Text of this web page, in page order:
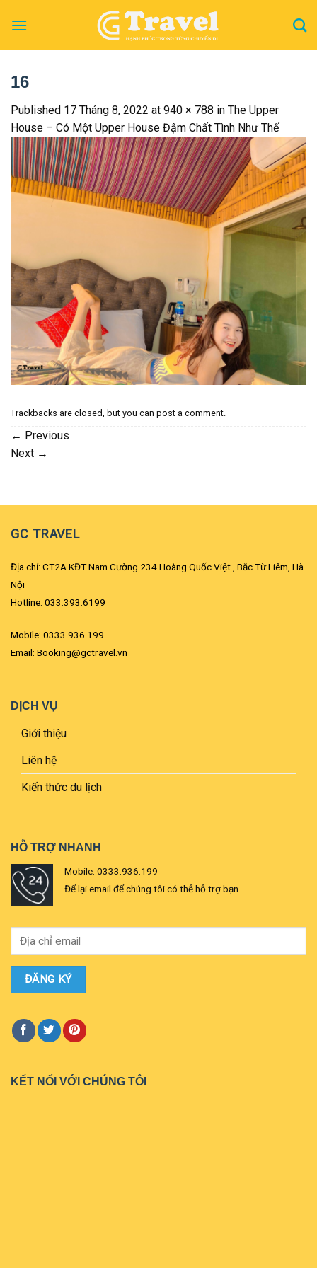
16
Published 17 Tháng 8, 2022 at 940 × 788 in The Upper
House – Có Một Upper House Đậm Chất Tình Như Thế
Trackbacks are closed, but you can post a comment
← Previous
Next →
GC TRAVEL
Địa chỉ: CT2A KĐT Nam Cường 234 Hoàng Quốc Việt , Bắc Từ Liêm, Hà
Nội
Hotline: 033.393.6199
Mobile: 0333.936.199
Email: Booking@gctravel.vn
DỊCH VỤ
Giới thiệu
Liên hệ
Kiến thức du lịch
HỖ TRỢ NHANH
Mobile: 0333.936.199
Để lại email để chúng tôi có thễ hỗ trợ bạn
KẾT NỐI VỚI CHÚNG TÔI